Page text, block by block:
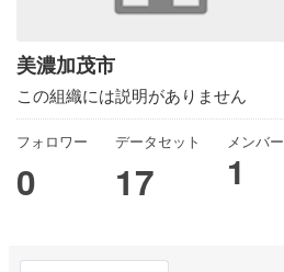
美濃加茂市
この組織には説明がありません
フォロワー
0
データセット
17
メンバー
1